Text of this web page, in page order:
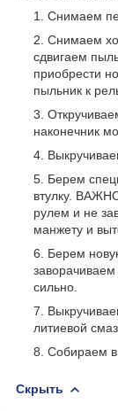
Снимаем
Снимаем
сдвигаем
приобрести
пыльник к
наконечник
Берем
втулку.
рулем и не
манжету и
Берем
заворачиваем
сильно.
литиевой
Собираем в
Скрыть